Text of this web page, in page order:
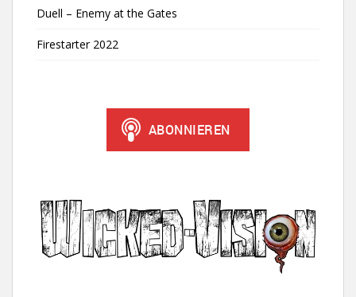
Duell – Enemy at the Gates
Firestarter 2022